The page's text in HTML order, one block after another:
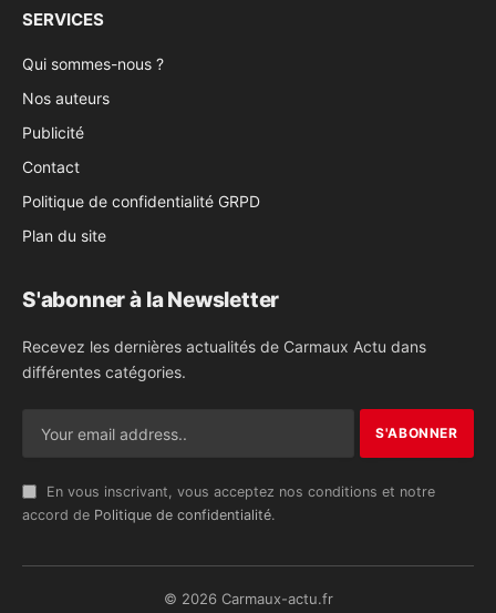
SERVICES
Qui sommes-nous ?
Nos auteurs
Publicité
Contact
Politique de confidentialité GRPD
Plan du site
S'abonner à la Newsletter
Recevez les dernières actualités de Carmaux Actu dans
différentes catégories.
En vous inscrivant, vous acceptez nos conditions et notre
accord de Politique de confidentialité.
© 2026 Carmaux-actu.fr